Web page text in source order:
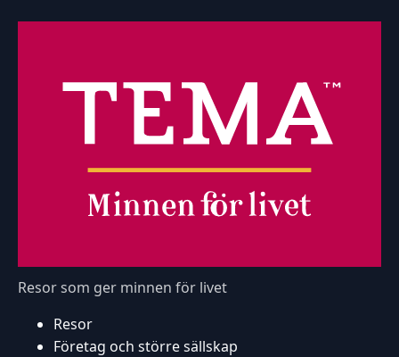
Resor som ger minnen för livet
Resor
Företag och större sällskap